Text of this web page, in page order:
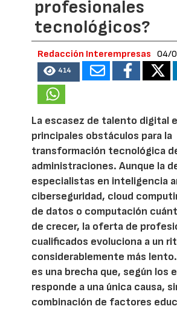
profesionales
tecnológicos?
Redacción Interempresas 04/
414
La escasez de talento digital
principales obstáculos para la
transformación tecnológica
administraciones. Aunque la
especialistas en inteligencia
ciberseguridad, cloud
de datos o computación
de crecer, la oferta de
cualificados evoluciona a un
considerablemente más
es una brecha que, según los
responde a una única causa,
combinación de factores